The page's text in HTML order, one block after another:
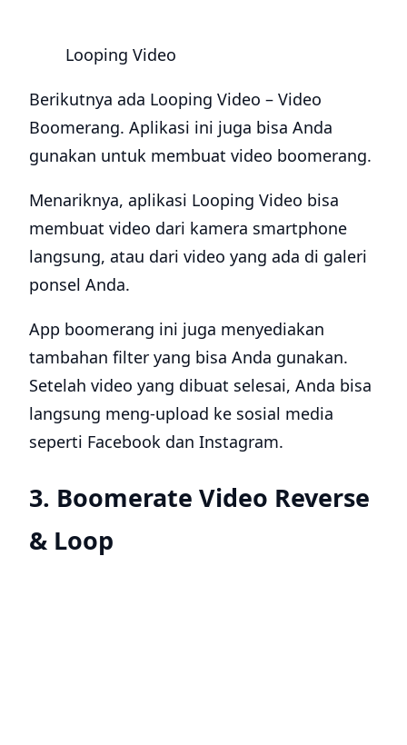
Looping Video
Berikutnya ada Looping Video – Video
Boomerang. Aplikasi ini juga bisa Anda
gunakan untuk membuat video boomerang.
Menariknya, aplikasi Looping Video bisa
membuat video dari kamera smartphone
langsung, atau dari video yang ada di galeri
ponsel Anda.
App boomerang ini juga menyediakan
tambahan filter yang bisa Anda gunakan.
Setelah video yang dibuat selesai, Anda bisa
langsung meng-upload ke sosial media
seperti Facebook dan Instagram.
3. Boomerate Video Reverse
& Loop